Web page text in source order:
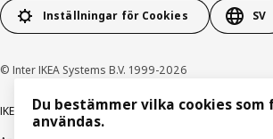
Inställningar för Cookies SV
© Inter IKEA Systems B.V. 1999-2026
IKEA Family integritetspolicy Integritetspolicy
Du bestämmer vilka cookies som
användas.